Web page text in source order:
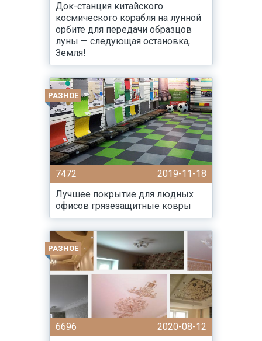
Док-станция китайского
космического корабля на лунной
орбите для передачи образцов
луны — следующая остановка,
Земля!
РАЗНОЕ
7472
2019-11-18
Лучшее покрытие для людных
офисов грязезащитные ковры
РАЗНОЕ
6696
2020-08-12